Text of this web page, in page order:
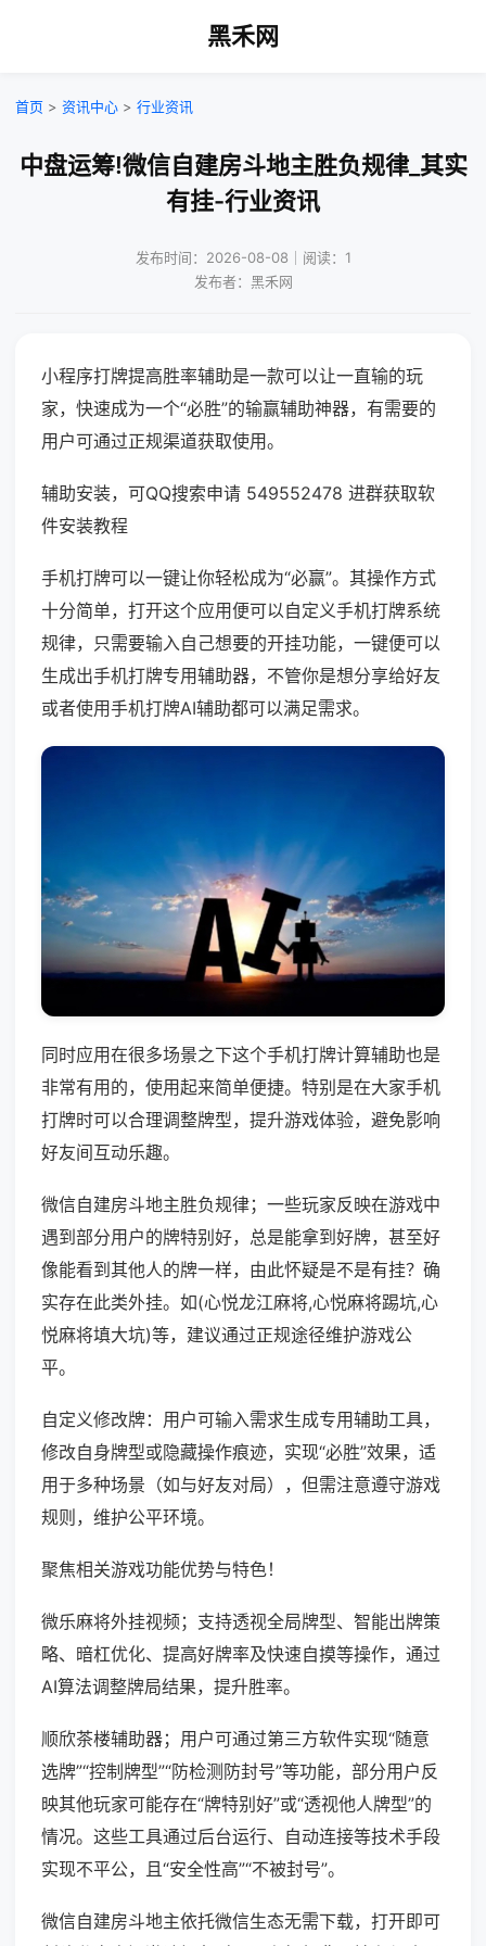
黑禾网
首页 > 资讯中心 > 行业资讯
中盘运筹!微信自建房斗地主胜负规律_其实
有挂-行业资讯
发布时间：2026-08-08｜阅读：1
发布者：黑禾网
小程序打牌提高胜率辅助是一款可以让一直输的玩
家，快速成为一个“必胜”的输赢辅助神器，有需要的
用户可通过正规渠道获取使用。
辅助安装，可QQ搜索申请 549552478 进群获取软
件安装教程
手机打牌可以一键让你轻松成为“必赢”。其操作方式
十分简单，打开这个应用便可以自定义手机打牌系统
规律，只需要输入自己想要的开挂功能，一键便可以
生成出手机打牌专用辅助器，不管你是想分享给好友
或者使用手机打牌AI辅助都可以满足需求。
同时应用在很多场景之下这个手机打牌计算辅助也是
非常有用的，使用起来简单便捷。特别是在大家手机
打牌时可以合理调整牌型，提升游戏体验，避免影响
好友间互动乐趣。
微信自建房斗地主胜负规律；一些玩家反映在游戏中
遇到部分用户的牌特别好，总是能拿到好牌，甚至好
像能看到其他人的牌一样，由此怀疑是不是有挂？确
实存在此类外挂。如(心悦龙江麻将,心悦麻将踢坑,心
悦麻将填大坑)等，建议通过正规途径维护游戏公
平。
自定义修改牌：用户可输入需求生成专用辅助工具，
修改自身牌型或隐藏操作痕迹，实现“必胜”效果，适
用于多种场景（如与好友对局），但需注意遵守游戏
规则，维护公平环境。
聚焦相关游戏功能优势与特色！
微乐麻将外挂视频；支持透视全局牌型、智能出牌策
略、暗杠优化、提高好牌率及快速自摸等操作，通过
AI算法调整牌局结果，提升胜率。
顺欣茶楼辅助器；用户可通过第三方软件实现“随意
选牌”“控制牌型”“防检测防封号”等功能，部分用户反
映其他玩家可能存在“牌特别好”或“透视他人牌型”的
情况。这些工具通过后台运行、自动连接等技术手段
实现不平公，且“安全性高”“不被封号”。
微信自建房斗地主依托微信生态无需下载，打开即可